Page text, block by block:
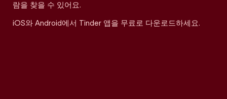
람을 찾을 수 있어요.
iOS와 Android에서 Tinder 앱을 무료로 다운로드하세요.